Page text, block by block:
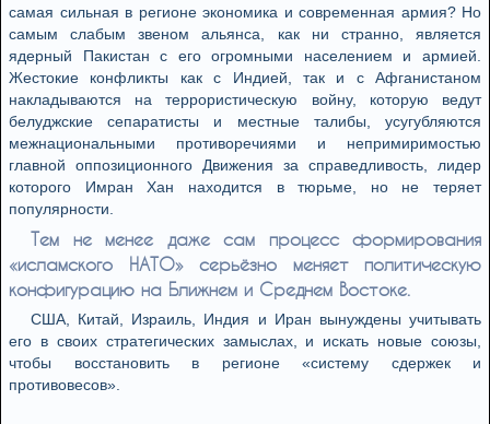
самая сильная в регионе экономика и современная армия? Но
самым слабым звеном альянса, как ни странно, является
ядерный Пакистан с его огромными населением и армией.
Жестокие конфликты как с Индией, так и с Афганистаном
накладываются на террористическую войну, которую ведут
белуджские сепаратисты и местные талибы, усугубляются
межнациональными противоречиями и непримиримостью
главной оппозиционного Движения за справедливость, лидер
которого Имран Хан находится в тюрьме, но не теряет
популярности.
Тем не менее даже сам процесс формирования
«исламского НАТО» серьёзно меняет политическую
конфигурацию на Ближнем и Среднем Востоке.
США, Китай, Израиль, Индия и Иран вынуждены учитывать
его в своих стратегических замыслах, и искать новые союзы,
чтобы восстановить в регионе «систему сдержек и
противовесов».